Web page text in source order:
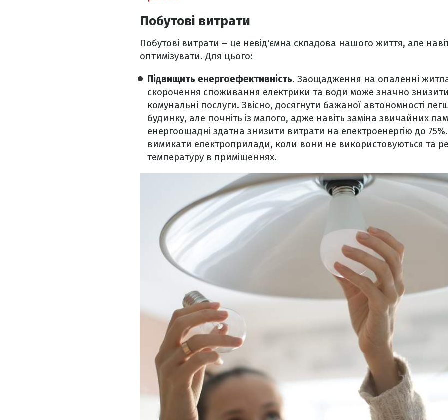
Побутові витрати
Побутові витрати – це невід'ємна складова нашого життя, але
оптимізувати. Для цього:
Підвищить енергоефективність. Заощадження на опаленні
скорочення споживання електрики та води може значно
комунальні послуги. Звісно, досягнути бажаної автономності
будинку, але почніть із малого, адже навіть заміна звичайних
енергоощадні здатна знизити витрати на електроенергію до
вимикати електроприлади, коли вони не використовуються та
температуру в приміщеннях.